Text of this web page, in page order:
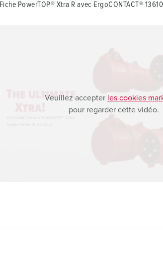
h
Fiche PowerTOP® Xtra R avec ErgoCONTACT® 13610
Veuillez accepter les cookies
pour regarder cette vidéo.